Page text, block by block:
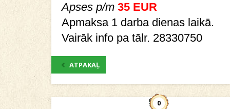
Apses p/m 35 EUR
Apmaksa 1 darba dienas laikā.
Vairāk info pa tālr. 28330750
ATPAKAĻ
0